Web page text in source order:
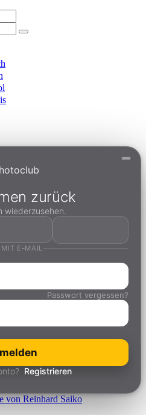
zurück
wiederzusehen.
MIT E-MAIL
Passwort vergessen?
Registrieren
von Reinhard Saiko